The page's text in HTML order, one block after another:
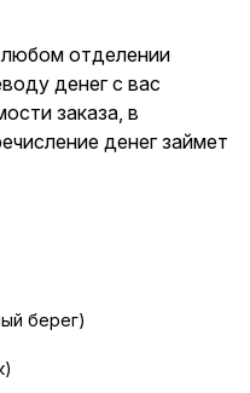
отделении
денег с вас
заказа, в
денег займет
берег)